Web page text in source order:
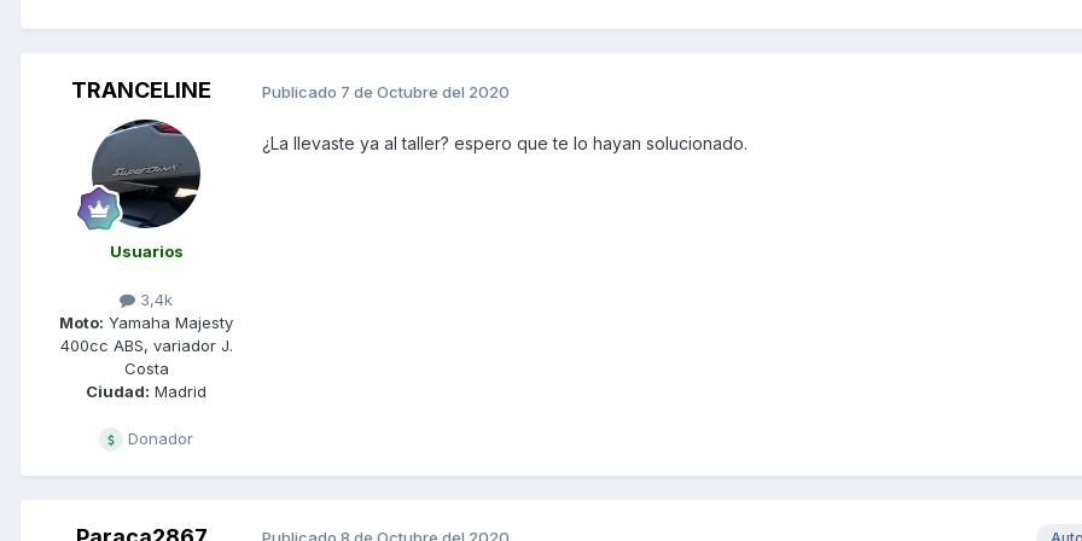
TRANCELINE
Usuarios
3,4k
Moto: Yamaha Majesty
400cc ABS, variador J.
Costa
Ciudad: Madrid
Donador
Publicado 7 de Octubre del 2020
¿La llevaste ya al taller? espero que te lo hayan solucionado.